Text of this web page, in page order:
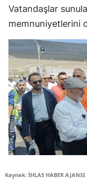
Vatandaşlar
memnuniyetlerini
Kaynak: İHLAS HABER AJANSI